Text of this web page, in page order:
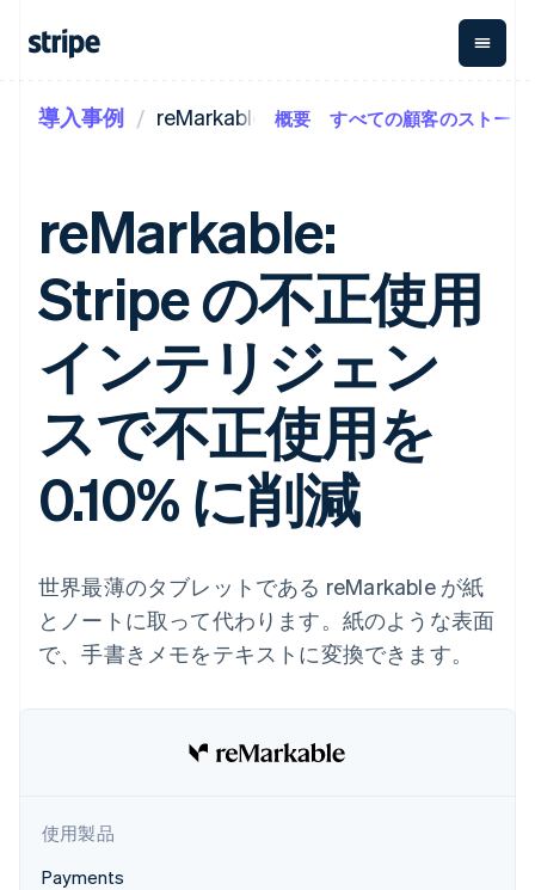
支払い
オンライン決
済
Managed
Payments
マーチャント
オブレコード
ソリューショ
ン
Payment links
コーディング
不要の決済ペ
ージ
Checkout
構築済み決済
Elements
柔軟な UI コン
125 以上の決
済手段を利用
可能
Terminal
対面支払い
Authorization
収益
経常収益
Metronome
従量課金
サブスクリ
プション
サブスクリ
プションの
管理
Invoicing
1 回限りまた
は継続
Tax
消費税と
VAT の自動
計算
Revenue
会計管理の
自動化
Stripe
Sigma
カスタムレ
Data
データの同
資金管
第三者
への入
金
プラッ
プラッ
企業規模別
ユースケース別
ース
E コマース / ECサイト
埋込型金融
請求・財務関連
グローバルビジネス
アプリ内決済
マーケットプレイス
資金管理
プラットフォーム
業種別
ゲーム
ホスピタリティ、旅行、
ドキュメント
ライブラリと SDK
Stripe Apps
オンライン決済を受け付
構築済みの決済を実装
プラットフォームまたは
マーケットプレイスを構
築する
サブスクリプションを管
ステーブルコイン担保型
のカードを発行
エージェントによるサー
ビスのプロビジョニング
と管理
リソース
学ぶ
ガイド
サポート
サポートに問い合わせる
管理サポートプラン
プロフェッショナルサー
ビス
会社
Sessions 年次カンファ
レンス
採用情報
ニュースルーム
お問い合わせ
導入事例 reMarkable 概要 すべての顧客のストーリ
reMarkable:
Stripe の不正使用
インテリジェン
スで不正使用を
0.10% に削減
世界最薄のタブレットである reMarkable が紙
とノートに取って代わります。紙のような表面
で、手書きメモをテキストに変換できます。
使用製品
Payments